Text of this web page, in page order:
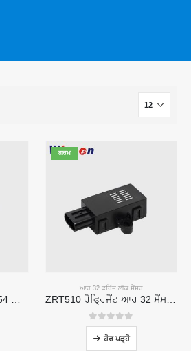
ਗਰਮ
ਆਰ 32 ਫਰਿੱਜ ਲੀਕ ਸੈਂਸਰ
ZRT510 ਰੈਫ੍ਰਿਜੈਂਟ ਆਰ 32 ਸੈਂਸਰ ਮੋਡੀ module ਲ - ਉੱਚ-ਪ੍ਰਦਰਸ਼ਨ ਨਾਡਿਰ ਰੈਫ੍ਰਿਜੈਂਟ ਸੈਂਸਰ
05 ਵਿਚੋਂ
ਹੋਰ ਪੜ੍ਹੋ